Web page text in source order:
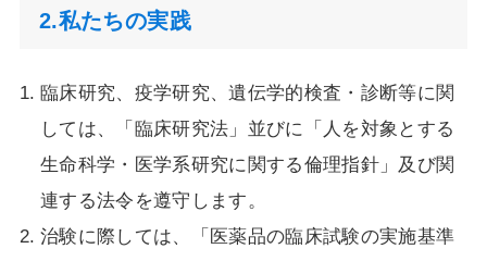
2.私たちの実践
臨床研究、疫学研究、遺伝学的検査・診断等に関
しては、「臨床研究法」並びに「人を対象とする
生命科学・医学系研究に関する倫理指針」及び関
連する法令を遵守します。
治験に際しては、「医薬品の臨床試験の実施基準